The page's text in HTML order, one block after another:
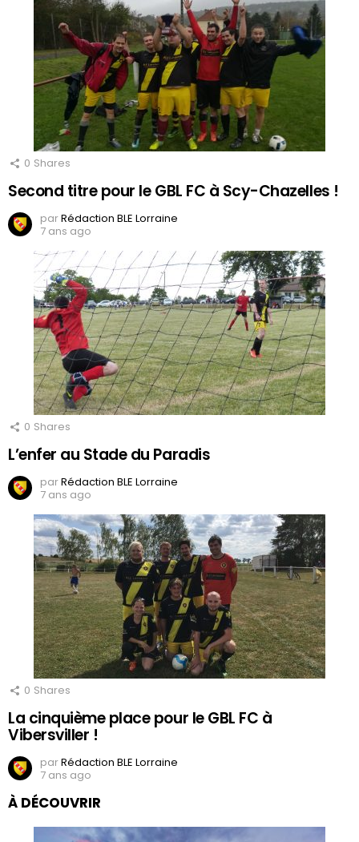
0 Shares
Second titre pour le GBL FC à Scy-Chazelles !
parRédaction BLE Lorraine
7 ans ago
0 Shares
L’enfer au Stade du Paradis
parRédaction BLE Lorraine
7 ans ago
0 Shares
La cinquième place pour le GBL FC à
Vibersviller !
parRédaction BLE Lorraine
7 ans ago
À DÉCOUVRIR